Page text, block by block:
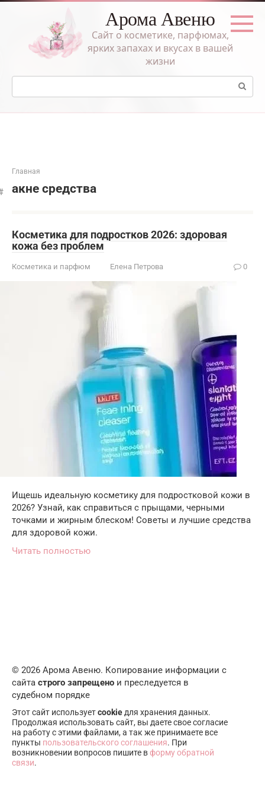
Перейти
Арома Авеню
Сайт о косметике, парфюмах,
ярких запахах и вкусах в вашей
жизни
Поиск:
Главная
акне средства
Косметика для подростков 2026: здоровая
кожа без проблем
Косметика и парфюм Елена Петрова 0
Ищешь идеальную косметику для подростковой кожи в
2026? Узнай, как справиться с прыщами, черными
точками и жирным блеском! Советы и лучшие средства
для здоровой кожи.
Читать полностью
© 2026 Арома Авеню. Копирование информации с
сайта строго запрещено и преследуется в
судебном порядке
Этот сайт используетcookie для хранения данных.
Продолжая использовать сайт, вы даете свое согласие
на работу с этими файлами, а так же принимаете все
пункты пользовательского соглашения. При
возникновении вопросов пишите вформу обратной
связи.